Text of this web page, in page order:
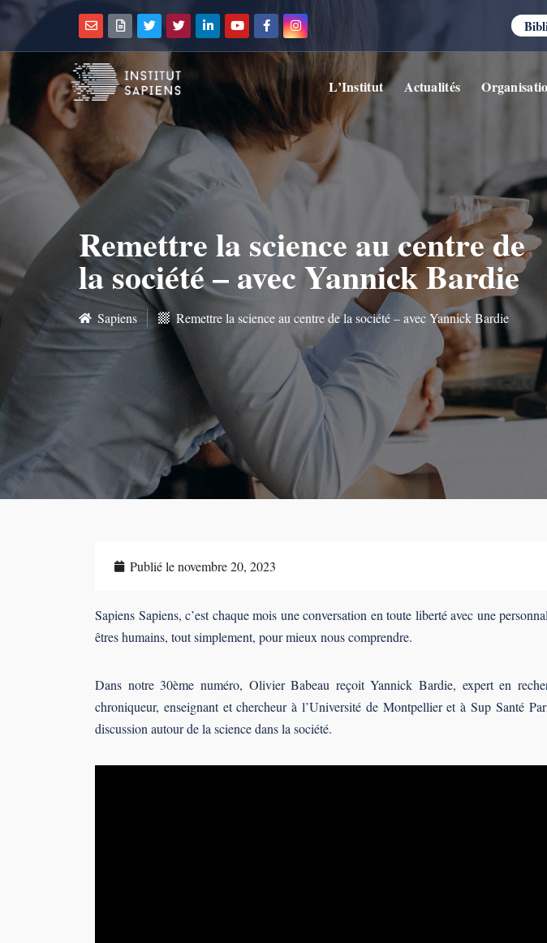
L’Institut Actualités
Remettre la science au centre de
la société – avec Yannick Bardie
Sapiens Remettre la science au centre de la société – avec Yannick Bardie
Publié lenovembre 20, 2023
Sapiens Sapiens, c’est chaque mois une conversation en toute liberté avec une
êtres humains, tout simplement, pour mieux nous comprendre.
Dans notre 30ème numéro, Olivier Babeau reçoit Yannick Bardie, expert en
chroniqueur, enseignant et chercheur à l’Université de Montpellier et à Sup Santé
discussion autour de la science dans la société.